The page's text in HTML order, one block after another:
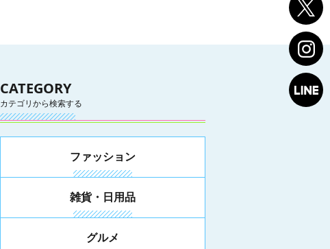
カテゴリから検索する
CATEGORY
ファッション
雑貨・日用品
グルメ